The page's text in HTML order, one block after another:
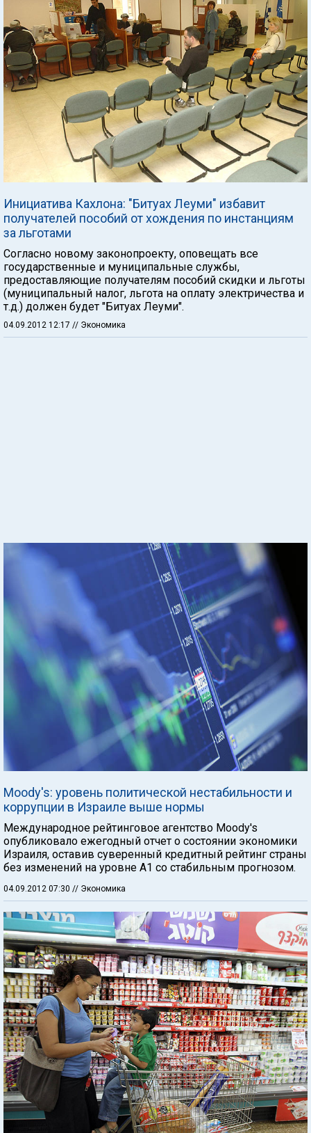
Инициатива Кахлона: "Битуах Леуми" избавит
получателей пособий от хождения по инстанциям
за льготами
Согласно новому законопроекту, оповещать все
государственные и муниципальные службы,
предоставляющие получателям пособий скидки и льготы
(муниципальный налог, льгота на оплату электричества и
т.д.) должен будет "Битуах Леуми".
04.09.2012 12:17 // Экономика
Moody's: уровень политической нестабильности и
коррупции в Израиле выше нормы
Международное рейтинговое агентство Moody's
опубликовало ежегодный отчет о состоянии экономики
Израиля, оставив суверенный кредитный рейтинг страны
без изменений на уровне A1 со стабильным прогнозом.
04.09.2012 07:30 // Экономика